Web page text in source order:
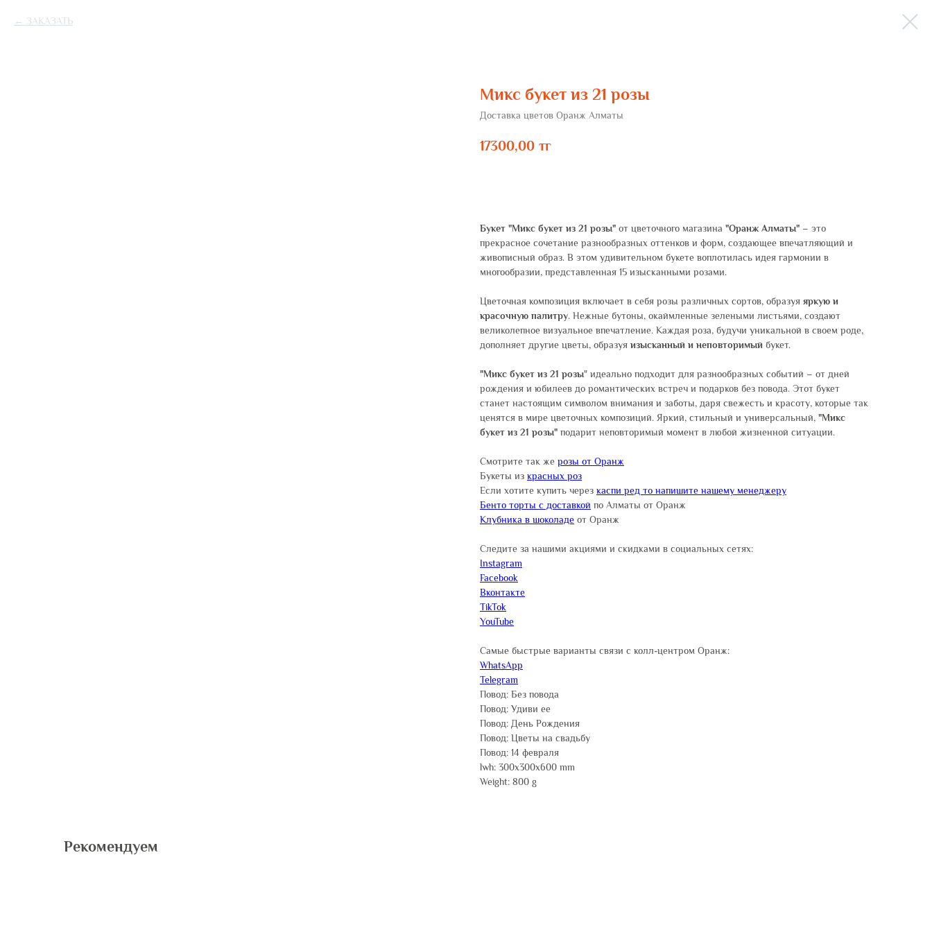
ЗАКАЗАТЬ
Микс букет из 21 розы
Доставка цветов Оранж Алматы
17300,00 тг
Букет "Микс букет из 21 розы" от цветочного магазина "Оранж Алматы" – это
прекрасное сочетание разнообразных оттенков и форм, создающее впечатляющий и
живописный образ. В этом удивительном букете воплотилась идея гармонии в
многообразии, представленная 15 изысканными розами.
Цветочная композиция включает в себя розы различных сортов, образуя яркую и
красочную палитру. Нежные бутоны, окаймленные зелеными листьями, создают
великолепное визуальное впечатление. Каждая роза, будучи уникальной в своем роде,
дополняет другие цветы, образуя изысканный и неповторимый букет.
"Микс букет из 21 розы" идеально подходит для разнообразных событий – от дней
рождения и юбилеев до романтических встреч и подарков без повода. Этот букет
станет настоящим символом внимания и заботы, даря свежесть и красоту, которые так
ценятся в мире цветочных композиций. Яркий, стильный и универсальный, "Микс
букет из 21 розы" подарит неповторимый момент в любой жизненной ситуации.
Смотрите так же розы от Оранж
Букеты из красных роз
Если хотите купить через каспи ред то напишите нашему менеджеру
Бенто торты с доставкой по Алматы от Оранж
Клубника в шоколаде от Оранж
Следите за нашими акциями и скидками в социальных сетях:
Instagram
Facebook
Вконтакте
TikTok
YouTube
Самые быстрые варианты связи с колл-центром Оранж:
WhatsApp
Telegram
Повод: Без повода
Повод: Удиви ее
Повод: День Рождения
Повод: Цветы на свадьбу
Повод: 14 февраля
lwh: 300x300x600 mm
Weight: 800 g
Рекомендуем